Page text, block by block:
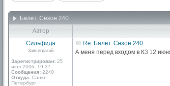
Балет. Сезон 240
Автор
Сильфида
Завсегдатай
Зарегистрирован: 25
июл 2006, 19:37
Сообщения: 2240
Откуда: Санкт-
Петербург
Re: Балет. Сезон 240
А меня перед входом в КЗ 12